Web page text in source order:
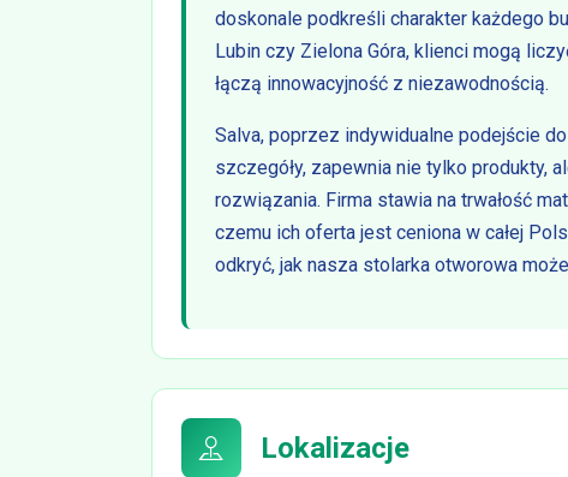
doskonale podkreśli charakter każdego
Lubin czy Zielona Góra, klienci mogą
łączą innowacyjność z niezawodnością.
Salva, poprzez indywidualne podejście
szczegóły, zapewnia nie tylko produkty,
rozwiązania. Firma stawia na trwałość
czemu ich oferta jest ceniona w całej
odkryć, jak nasza stolarka otworowa
Lokalizacje